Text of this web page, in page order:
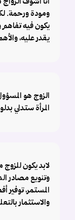
ومودة ورحمة.
يكون فيه
يقدر عليه،
الزوج هو
المرأة ستدلي
لابد يكون
وتنويع مصادر
المستمر، توفير
والاستثمار